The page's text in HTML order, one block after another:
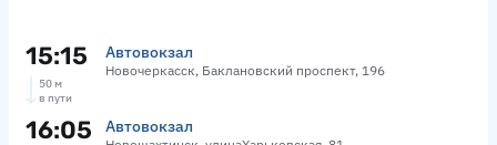
15:15 Автовокзал
Новочеркасск, Баклановский проспект, 196
50 м
в пути
16:05 Автовокзал